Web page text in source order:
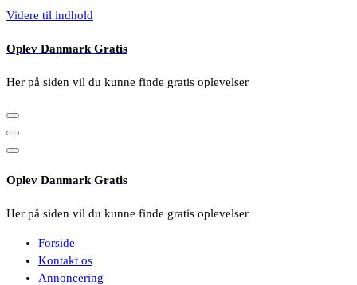
Videre til indhold
Oplev Danmark Gratis
Her på siden vil du kunne finde gratis oplevelser
Oplev Danmark Gratis
Her på siden vil du kunne finde gratis oplevelser
Forside
Kontakt os
Annoncering